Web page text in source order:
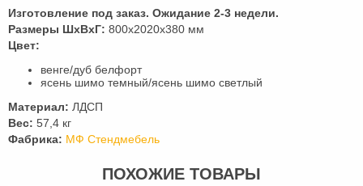
Изготовление под заказ. Ожидание 2-3 недели.
Размеры ШхВхГ: 800x2020x380 мм
Цвет:
венге/дуб белфорт
ясень шимо темный/ясень шимо светлый
Материал: ЛДСП
Вес: 57,4 кг
Фабрика: МФ Стендмебель
ПОХОЖИЕ ТОВАРЫ